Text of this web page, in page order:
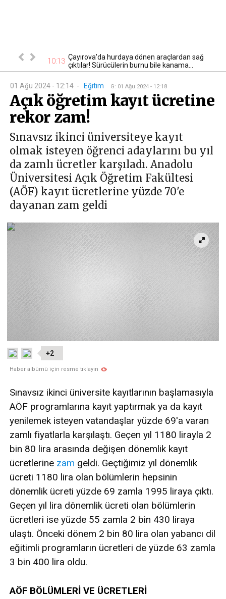
gayrimenkul 10:13 Çayırova'da hurdaya dönen araçlardan sağ
çıktılar! Sürücülerin burnu bile kanama...
01 Ağu 2024 - 12:14 - Eğitim G: 01 Ağu 2024 - 12:18
Açık öğretim kayıt ücretine
rekor zam!
Sınavsız ikinci üniversiteye kayıt
olmak isteyen öğrenci adaylarını bu yıl
da zamlı ücretler karşıladı. Anadolu
Üniversitesi Açık Öğretim Fakültesi
(AÖF) kayıt ücretlerine yüzde 70'e
dayanan zam geldi
+2
Haber albümü için resme tıklayın
Sınavsız ikinci üniversite kayıtlarının başlamasıyla
AÖF programlarına kayıt yaptırmak ya da kayıt
yenilemek isteyen vatandaşlar yüzde 69'a varan
zamlı fiyatlarla karşılaştı. Geçen yıl 1180 lirayla 2
bin 80 lira arasında değişen dönemlik kayıt
ücretlerine zam geldi. Geçtiğimiz yıl dönemlik
ücreti 1180 lira olan bölümlerin hepsinin
dönemlik ücreti yüzde 69 zamla 1995 liraya çıktı.
Geçen yıl lira dönemlik ücreti olan bölümlerin
ücretleri ise yüzde 55 zamla 2 bin 430 liraya
ulaştı. Önceki dönem 2 bin 80 lira olan yabancı dil
eğitimli programların ücretleri de yüzde 63 zamla
3 bin 400 lira oldu.
AÖF BÖLÜMLERİ VE ÜCRETLERİ